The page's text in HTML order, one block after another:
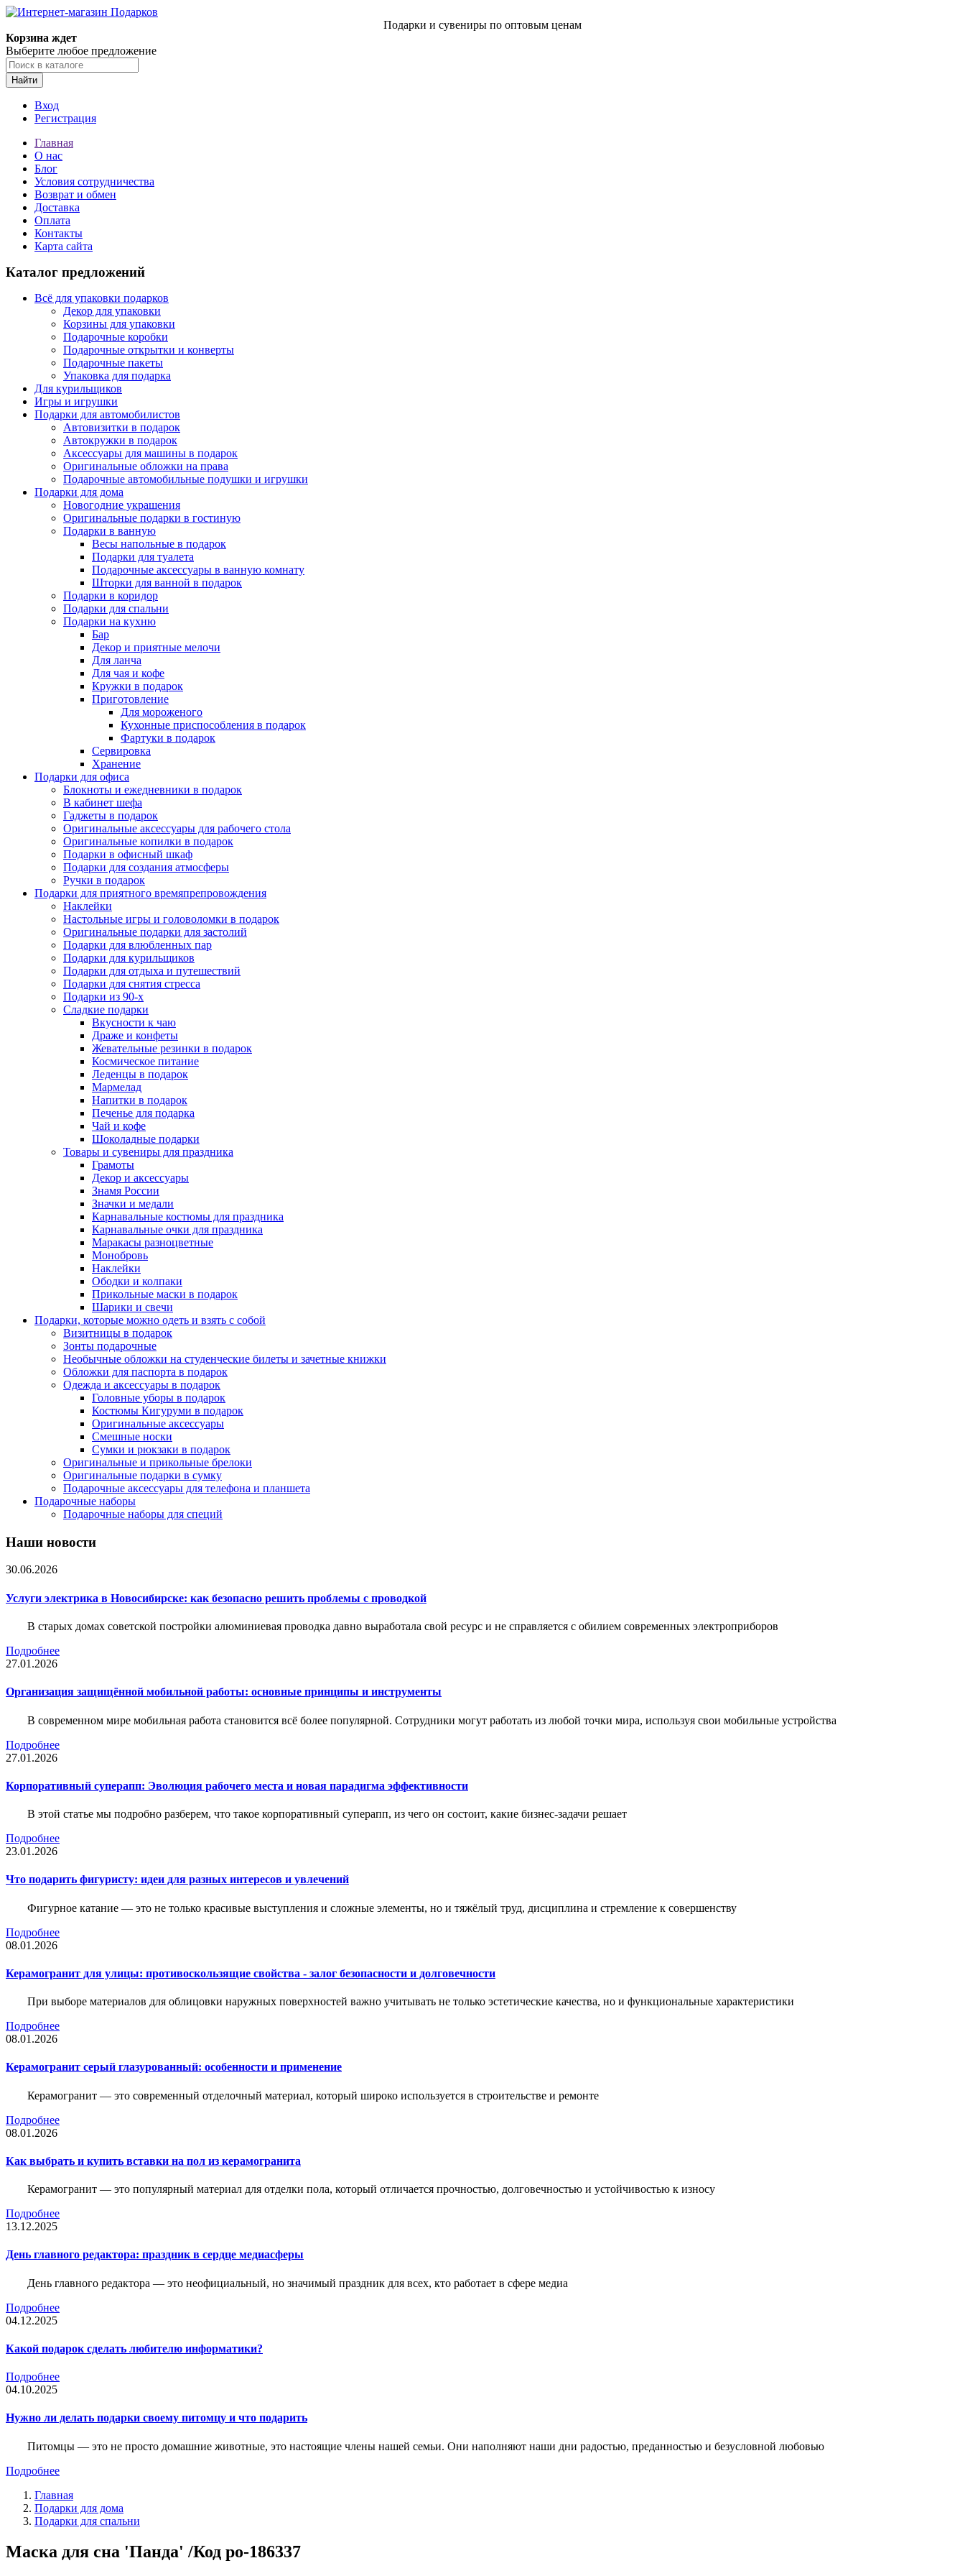
Подарки и сувениры по оптовым ценам
Корзина ждет
Выберите любое предложение
Найти
Вход
Регистрация
Главная
О нас
Блог
Условия сотрудничества
Возврат и обмен
Доставка
Оплата
Контакты
Карта сайта
Каталог предложений
Всё для упаковки подарков
Декор для упаковки
Корзины для упаковки
Подарочные коробки
Подарочные открытки и конверты
Подарочные пакеты
Упаковка для подарка
Для курильщиков
Игры и игрушки
Подарки для автомобилистов
Автовизитки в подарок
Автокружки в подарок
Аксессуары для машины в подарок
Оригинальные обложки на права
Подарочные автомобильные подушки и игрушки
Подарки для дома
Новогодние украшения
Оригинальные подарки в гостиную
Подарки в ванную
Весы напольные в подарок
Подарки для туалета
Подарочные аксессуары в ванную комнату
Шторки для ванной в подарок
Подарки в коридор
Подарки для спальни
Подарки на кухню
Бар
Декор и приятные мелочи
Для ланча
Для чая и кофе
Кружки в подарок
Приготовление
Для мороженого
Кухонные приспособления в подарок
Фартуки в подарок
Сервировка
Хранение
Подарки для офиса
Блокноты и ежедневники в подарок
В кабинет шефа
Гаджеты в подарок
Оригинальные аксессуары для рабочего стола
Оригинальные копилки в подарок
Подарки в офисный шкаф
Подарки для создания атмосферы
Ручки в подарок
Подарки для приятного времяпрепровождения
Наклейки
Настольные игры и головоломки в подарок
Оригинальные подарки для застолий
Подарки для влюбленных пар
Подарки для курильщиков
Подарки для отдыха и путешествий
Подарки для снятия стресса
Подарки из 90-х
Сладкие подарки
Вкусности к чаю
Драже и конфеты
Жевательные резинки в подарок
Космическое питание
Леденцы в подарок
Мармелад
Напитки в подарок
Печенье для подарка
Чай и кофе
Шоколадные подарки
Товары и сувениры для праздника
Грамоты
Декор и аксессуары
Знамя России
Значки и медали
Карнавальные костюмы для праздника
Карнавальные очки для праздника
Маракасы разноцветные
Монобровь
Наклейки
Ободки и колпаки
Прикольные маски в подарок
Шарики и свечи
Подарки, которые можно одеть и взять с собой
Визитницы в подарок
Зонты подарочные
Необычные обложки на студенческие билеты и зачетные книжки
Обложки для паспорта в подарок
Одежда и аксессуары в подарок
Головные уборы в подарок
Костюмы Кигуруми в подарок
Оригинальные аксессуары
Смешные носки
Сумки и рюкзаки в подарок
Оригинальные и прикольные брелоки
Оригинальные подарки в сумку
Подарочные аксессуары для телефона и планшета
Подарочные наборы
Подарочные наборы для специй
Наши новости
30.06.2026
Услуги электрика в Новосибирске: как безопасно решить проблемы с проводкой
В старых домах советской постройки алюминиевая проводка давно выработала свой ресурс и не справляется с обилием современных электроприборов
Подробнее
27.01.2026
Организация защищённой мобильной работы: основные принципы и инструменты
В современном мире мобильная работа становится всё более популярной. Сотрудники могут работать из любой точки мира, используя свои мобильные устройства
Подробнее
27.01.2026
Корпоративный суперапп: Эволюция рабочего места и новая парадигма эффективности
В этой статье мы подробно разберем, что такое корпоративный суперапп, из чего он состоит, какие бизнес-задачи решает
Подробнее
23.01.2026
Что подарить фигуристу: идеи для разных интересов и увлечений
Фигурное катание — это не только красивые выступления и сложные элементы, но и тяжёлый труд, дисциплина и стремление к совершенству
Подробнее
08.01.2026
Керамогранит для улицы: противоскользящие свойства - залог безопасности и долговечности
При выборе материалов для облицовки наружных поверхностей важно учитывать не только эстетические качества, но и функциональные характеристики
Подробнее
08.01.2026
Керамогранит серый глазурованный: особенности и применение
Керамогранит — это современный отделочный материал, который широко используется в строительстве и ремонте
Подробнее
08.01.2026
Как выбрать и купить вставки на пол из керамогранита
Керамогранит — это популярный материал для отделки пола, который отличается прочностью, долговечностью и устойчивостью к износу
Подробнее
13.12.2025
День главного редактора: праздник в сердце медиасферы
День главного редактора — это неофициальный, но значимый праздник для всех, кто работает в сфере медиа
Подробнее
04.12.2025
Какой подарок сделать любителю информатики?
Подробнее
04.10.2025
Нужно ли делать подарки своему питомцу и что подарить
Питомцы — это не просто домашние животные, это настоящие члены нашей семьи. Они наполняют наши дни радостью, преданностью и безусловной любовью
Подробнее
Главная
Подарки для дома
Подарки для спальни
Маска для сна 'Панда' /Код po-186337